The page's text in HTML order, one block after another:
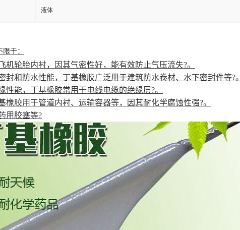
液体
于：
机轮胎内衬，因其气密性好，能有效防止气压流失?。
封和防水性能，丁基橡胶广泛用于建筑防水卷材、水下密封件等?。
性能，丁基橡胶常用于电线电缆的绝缘层?。
橡胶用于管道内衬、运输容器等，因其耐化学腐蚀性强?。
用胶塞等?